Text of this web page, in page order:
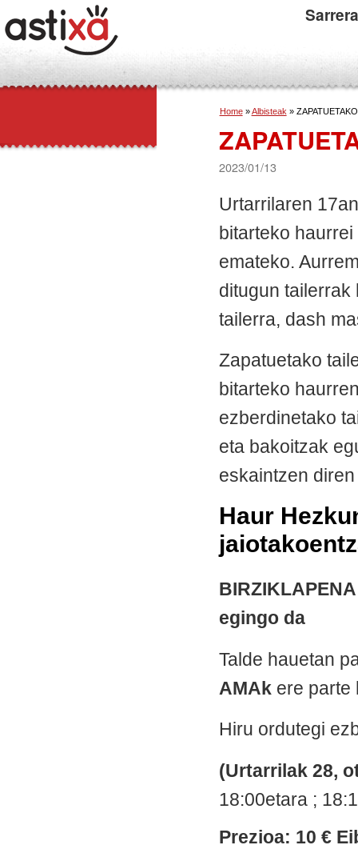
Sarrera
Home»Albisteak »
2023/01/13
Urtarrilaren
bitarteko
emateko.
ditugun
tailerra, dash
Zapatuetako
bitarteko
ezberdinetako
eta bakoitzak
eskaintzen
Haur
egingo da
Talde hauetan
AMAk ere parte
Hiru ordutegi
(Urtarrilak 28,
18:00etara ;
Prezioa: 10 €